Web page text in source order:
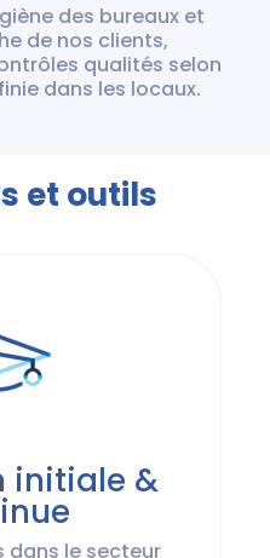
des bureaux et
de nos clients,
qualités selon
dans les locaux.
et outils
initiale &
dans le secteur